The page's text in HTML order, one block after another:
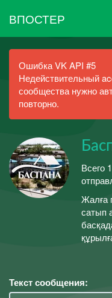
ВПОСТЕР
Ошибка VK API #5
Недействительный
сообщества нужно
повторно.
Всего
Жалға
сатып
Текст сообщения: